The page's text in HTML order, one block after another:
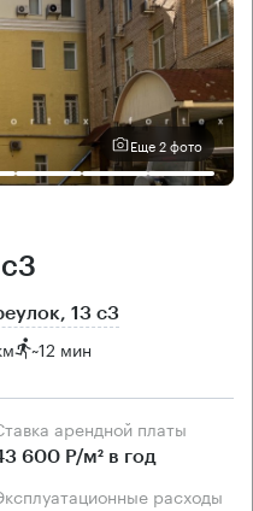
Еще 2 фото
13 с3
~12 мин
Ставка арендной платы
600 Р/м² в год
Эксплуатационные расходы